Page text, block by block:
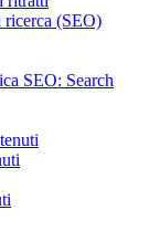
(SEO)
SEO: Search